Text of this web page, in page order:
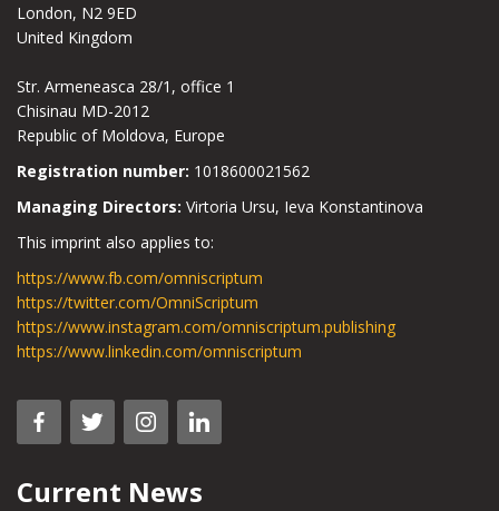
London, N2 9ED
United Kingdom
Str. Armeneasca 28/1, office 1
Chisinau MD-2012
Republic of Moldova, Europe
Registration number: 1018600021562
Managing Directors: Virtoria Ursu, Ieva Konstantinova
This imprint also applies to:
https://www.fb.com/omniscriptum
https://twitter.com/OmniScriptum
https://www.instagram.com/omniscriptum.publishing
https://www.linkedin.com/omniscriptum
Current News